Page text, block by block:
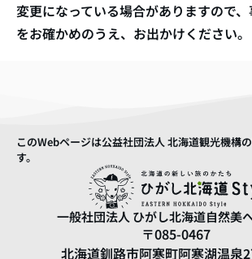
変更になっている場合がありますので
をお確かめのうえ、お出かけください。
このWebページは公益社団法人 北海道観光機構
す。
一般社団法人 ひがし北海道自然美
〒085-0467
北海道釧路市阿寒町阿寒湖温泉